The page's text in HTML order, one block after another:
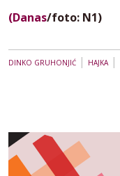
(Danas/foto: N1)
DINKO GRUHONJIĆ | HAJKA|